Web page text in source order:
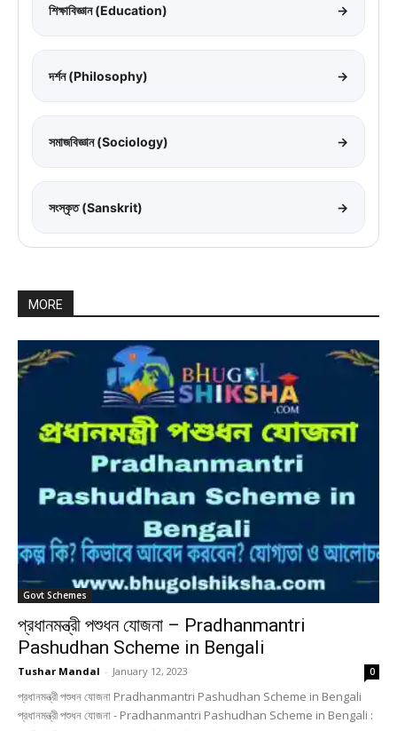
শিক্ষাবিজ্ঞান (Education) →
দর্শন (Philosophy) →
সমাজবিজ্ঞান (Sociology) →
সংস্কৃত (Sanskrit) →
MORE
Govt Schemes
প্রধানমন্ত্রী পশুধন যোজনা – Pradhanmantri
Pashudhan Scheme in Bengali
Tushar Mandal - January 12, 2023 0
প্রধানমন্ত্রী পশুধন যোজনা Pradhanmantri Pashudhan Scheme in Bengali
প্রধানমন্ত্রী পশুধন যোজনা - Pradhanmantri Pashudhan Scheme in Bengali :